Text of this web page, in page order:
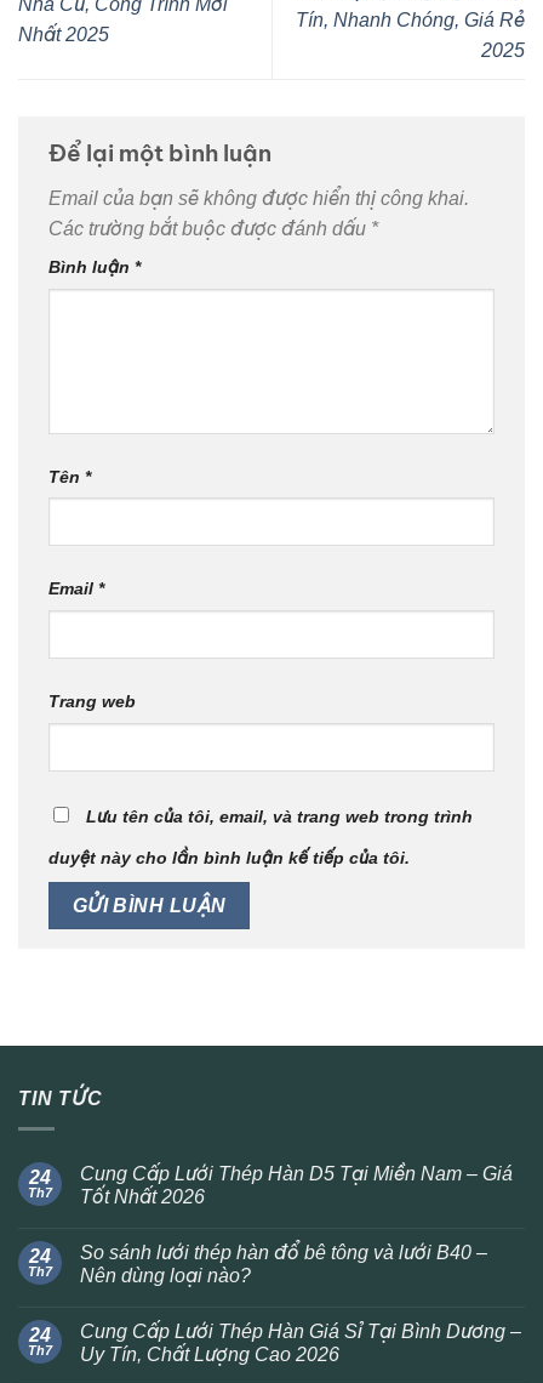
Nhà Cũ, Công Trình Mới
Nhất 2025
Tín, Nhanh Chóng, Giá Rẻ
2025
Để lại một bình luận
Email của bạn sẽ không được hiển thị công khai.
Các trường bắt buộc được đánh dấu *
Bình luận *
Tên *
Email *
Trang web
Lưu tên của tôi, email, và trang web trong trình
duyệt này cho lần bình luận kế tiếp của tôi.
TIN TỨC
24
Th7
Cung Cấp Lưới Thép Hàn D5 Tại Miền Nam – Giá
Tốt Nhất 2026
24
Th7
So sánh lưới thép hàn đổ bê tông và lưới B40 –
Nên dùng loại nào?
24
Th7
Cung Cấp Lưới Thép Hàn Giá Sỉ Tại Bình Dương –
Uy Tín, Chất Lượng Cao 2026